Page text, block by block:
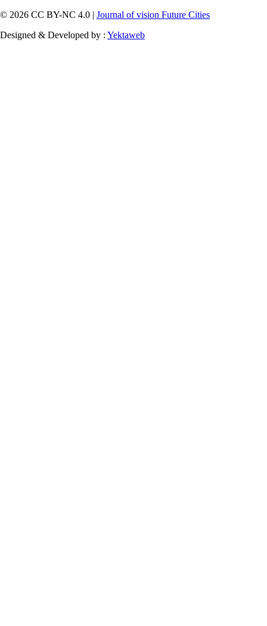
© 2026 CC BY-NC 4.0 | Journal of vision Future Cities
Designed & Developed by : Yektaweb